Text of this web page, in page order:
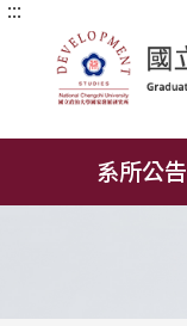
跳
塊
:::
系所公告